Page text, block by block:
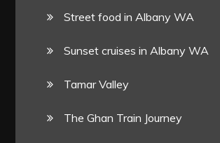
Street food in Albany WA
Sunset cruises in Albany WA
Tamar Valley
The Ghan Train Journey